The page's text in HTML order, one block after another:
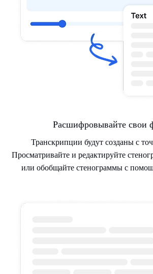
Расшифровывайте свои
Транскрипции будут созданы с
Просматривайте и редактируйте
или обобщайте стенограммы с